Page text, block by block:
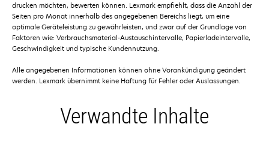
drucken möchten, bewerten können. Lexmark empfiehlt, dass die Anzahl der
Seiten pro Monat innerhalb des angegebenen Bereichs liegt, um eine
optimale Geräteleistung zu gewährleisten, und zwar auf der Grundlage von
Faktoren wie: Verbrauchsmaterial-Austauschintervalle, Papierladeintervalle,
Geschwindigkeit und typische Kundennutzung.
Alle angegebenen Informationen können ohne Vorankündigung geändert
werden. Lexmark übernimmt keine Haftung für Fehler oder Auslassungen.
Verwandte Inhalte